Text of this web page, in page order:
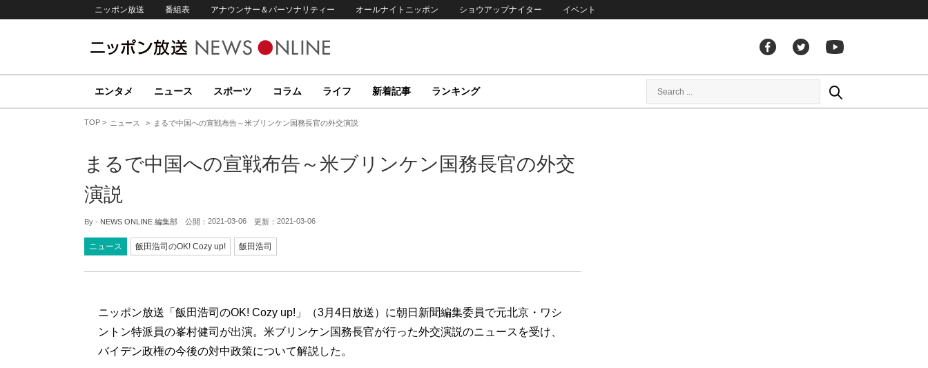
ニッポン放送 番組表 アナウンサー＆パーソナリティー オールナイトニッポン ショウアップナイター イベント
エンタメ ニュース スポーツ コラム ライフ 新着記事 ランキング
TOP ニュース まるで中国への宣戦布告～米ブリンケン国務長官の外交演説
まるで中国への宣戦布告～米ブリンケン国務長官の外交
演説
By - NEWS ONLINE 編集部 公開： 2021-03-06 更新： 2021-03-06
ニュース 飯田浩司のOK! Cozy up! 飯田浩司
ニッポン放送「飯田浩司のOK! Cozy up!」（3月4日放送）に朝日新聞編集委員で元北京・ワシ
ントン特派員の峯村健司が出演。米ブリンケン国務長官が行った外交演説のニュースを受け、
バイデン政権の今後の対中政策について解説した。